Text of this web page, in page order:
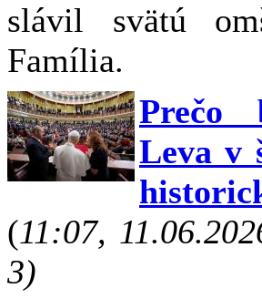
slávil svätú
Família.
Prečo
Leva v
(11:07,
3)